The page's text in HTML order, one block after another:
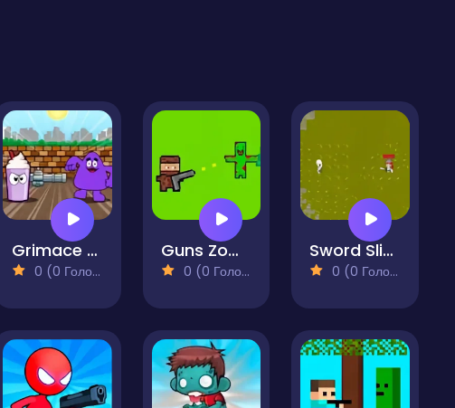
Grimace Commando
0 (0 Голосів)
Guns Zombie
0 (0 Голосів)
Sword Slinger
0 (0 Голосів)